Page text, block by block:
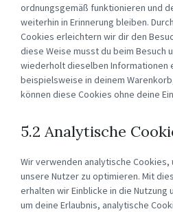
ordnungsgemäß funktionieren und
weiterhin in Erinnerung bleiben.
Cookies erleichtern wir dir den
diese Weise musst du beim Besuch
wiederholt dieselben Informationen
beispielsweise in deinem
können diese Cookies ohne deine
5.2 Analytische
Wir verwenden analytische
unsere Nutzer zu optimieren. Mit
erhalten wir Einblicke in die Nutzung
um deine Erlaubnis, analytische